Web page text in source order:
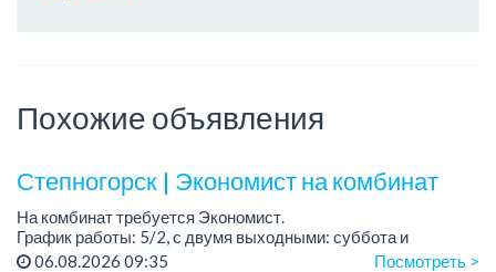
Похожие объявления
Степногорск | Экономист на комбинат
На комбинат требуется Экономист.
График работы: 5/2, с двумя выходными: суббота и
воскресенье.
06.08.2026 09:35 Посмотреть >